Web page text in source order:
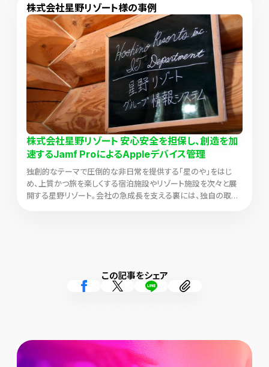
株式会社星野リゾート様の事例
株式会社星野リゾート 安心安全を担保し、創造を加
速する Jamf ProによるAppleデバイス管理
独創的なテーマで圧倒的な非日常を提供する「星のや」をはじ
め、 上質かつ旅を楽しくする宿泊施設やリゾート施設を次々と展
開する星野リゾート。 会社の急成長を支える裏には、独自の取り
この記事をシェア